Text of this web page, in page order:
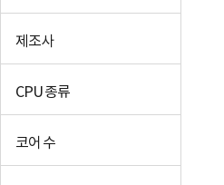
제조사
CPU 종류
코어 수